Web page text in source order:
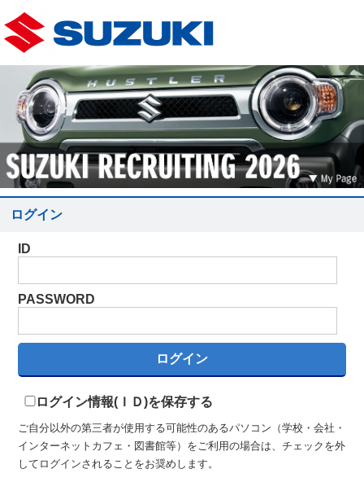
ログイン
ID
PASSWORD
ログイン情報(ＩＤ)を保存する
ご自分以外の第三者が使用する可能性のあるパソコン（学校・会社・
インターネットカフェ・図書館等）をご利用の場合は、チェックを外
してログインされることをお奨めします。